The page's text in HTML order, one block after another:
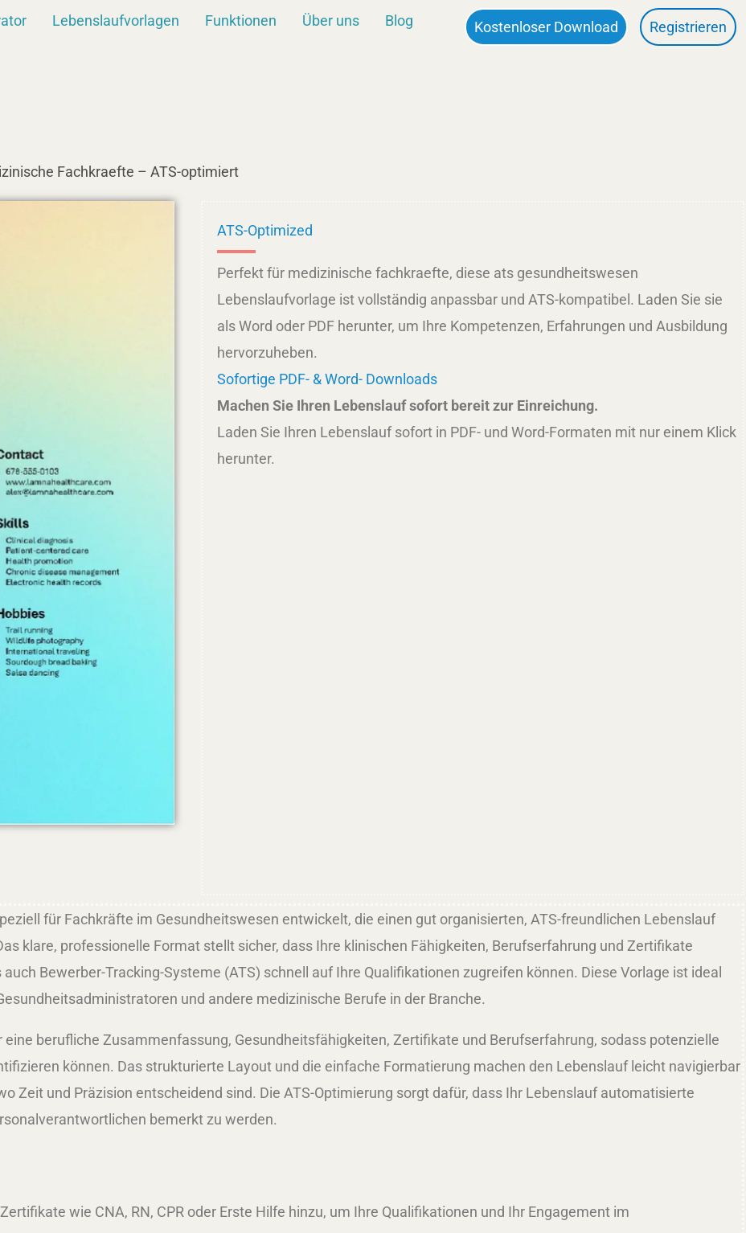
Lebenslaufvorlagen Funktionen Über uns
Blog
Kostenloser Download Registrieren
Fachkraefte – ATS-optimiert
ATS-Optimized
Perfekt für medizinische fachkraefte, diese ats gesundheitswesen
Lebenslaufvorlage ist vollständig anpassbar und ATS-kompatibel. Laden Sie sie
als Word oder PDF herunter, um Ihre Kompetenzen, Erfahrungen und Ausbildung
hervorzuheben.
Sofortige PDF- & Word- Downloads
Machen Sie Ihren Lebenslauf sofort bereit zur Einreichung.
Laden Sie Ihren Lebenslauf sofort in PDF- und Word-Formaten mit nur einem Klick
herunter.
für Fachkräfte im Gesundheitswesen entwickelt, die einen gut organisierten, ATS-freundlichen Lebenslauf
klare, professionelle Format stellt sicher, dass Ihre klinischen Fähigkeiten, Berufserfahrung und Zertifikate
Bewerber-Tracking-Systeme (ATS) schnell auf Ihre Qualifikationen zugreifen können. Diese Vorlage ist ideal
und andere medizinische Berufe in der Branche.
berufliche Zusammenfassung, Gesundheitsfähigkeiten, Zertifikate und Berufserfahrung, sodass potenzielle
können. Das strukturierte Layout und die einfache Formatierung machen den Lebenslauf leicht navigierbar
Zeit und Präzision entscheidend sind. Die ATS-Optimierung sorgt dafür, dass Ihr Lebenslauf automatisierte
bemerkt zu werden.
wie CNA, RN, CPR oder Erste Hilfe hinzu, um Ihre Qualifikationen und Ihr Engagement im